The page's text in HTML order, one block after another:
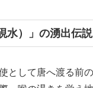
水）」の湧出伝説
として唐へ渡る前